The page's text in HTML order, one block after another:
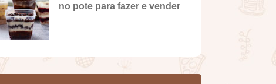
no pote para fazer e vender